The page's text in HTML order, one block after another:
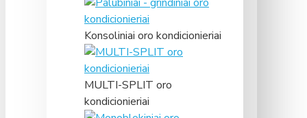
Konsoliniai oro kondicionieriai
MULTI-SPLIT oro
kondicionieriai